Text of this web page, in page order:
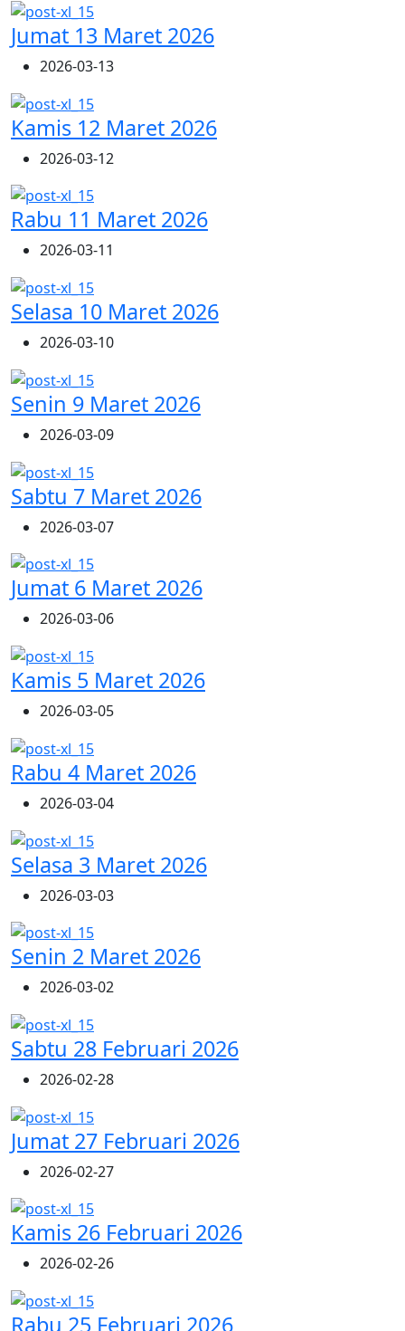
Jumat 13 Maret 2026
2026-03-13
Kamis 12 Maret 2026
2026-03-12
Rabu 11 Maret 2026
2026-03-11
Selasa 10 Maret 2026
2026-03-10
Senin 9 Maret 2026
2026-03-09
Sabtu 7 Maret 2026
2026-03-07
Jumat 6 Maret 2026
2026-03-06
Kamis 5 Maret 2026
2026-03-05
Rabu 4 Maret 2026
2026-03-04
Selasa 3 Maret 2026
2026-03-03
Senin 2 Maret 2026
2026-03-02
Sabtu 28 Februari 2026
2026-02-28
Jumat 27 Februari 2026
2026-02-27
Kamis 26 Februari 2026
2026-02-26
Rabu 25 Februari 2026